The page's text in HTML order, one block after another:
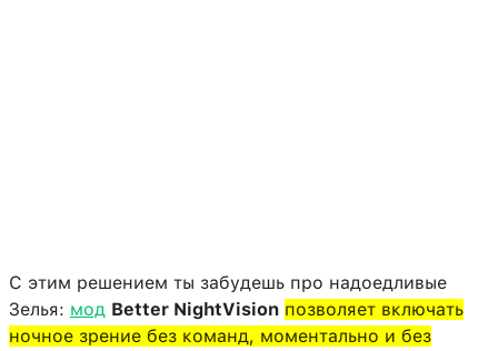
С этим решением ты забудешь про надоедливые
Зелья: мод Better NightVision позволяет включать
ночное зрение без команд, моментально и без